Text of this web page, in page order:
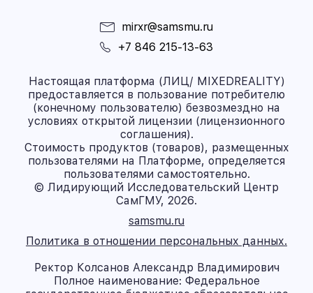
mirxr@samsmu.ru
+7 846 215-13-63
Настоящая платформа (ЛИЦ/ MIXEDREALITY)
предоставляется в пользование потребителю
(конечному пользователю) безвозмездно на
условиях открытой лицензии (лицензионного
соглашения).
Стоимость продуктов (товаров), размещенных
пользователями на Платформе, определяется
пользователями самостоятельно.
© Лидирующий Исследовательский Центр
СамГМУ, 2026.
samsmu.ru
Политика в отношении персональных данных.
Ректор Колсанов Александр Владимирович
Полное наименование: Федеральное